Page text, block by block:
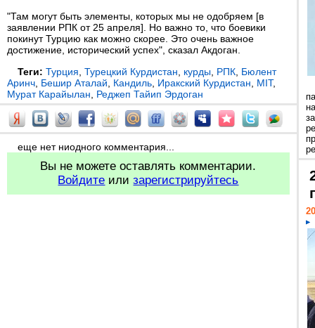
"Там могут быть элементы, которых мы не одобряем [в
заявлении РПК от 25 апреля]. Но важно то, что боевики
покинут Турцию как можно скорее. Это очень важное
достижение, исторический успех", сказал Акдоган.
Теги: Турция Турецкий Курдистан курды РПК Бюлент
Аринч Бешир Аталай Кандиль Иракский Курдистан MIT,
Мурат Карайылан
Реджеп Тайип Эрдоган
еще нет ниодного комментария...
Вы не можете оставлять комментарии.
Войдите илизарегистрируйтесь